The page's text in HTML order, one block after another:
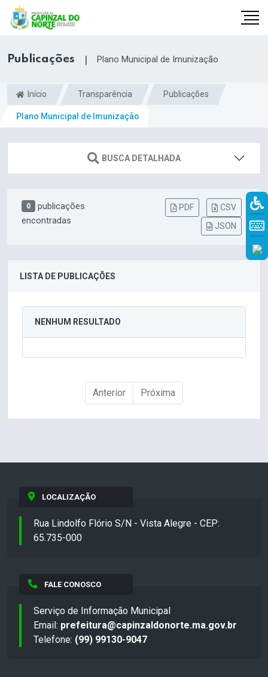
Publicações | Plano Municipal de Imunização
Início Transparência Publicações
Plano Municipal de Imunização
BUSCA DETALHADA
0
publicações
encontradas
PDF
CSV
JSON
LISTA DE PUBLICAÇÕES
NENHUM RESULTADO
Anterior Próxima
LOCALIZAÇÃO
Rua Lindolfo Flório S/N - Vista Alegre - CEP:
65.735-000
FALE CONOSCO
Serviço de Informação Municipal
Email: prefeitura@capinzaldonorte.ma.gov.br
Telefone: (99) 99130-9047